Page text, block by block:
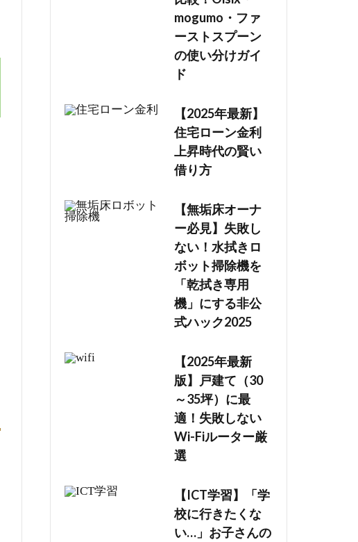
mogumo・ファ
ーストスプーン
の使い分けガイ
ド
【2025年最新】
住宅ローン金利
上昇時代の賢い
借り方
【無垢床オーナ
ー必見】失敗し
ない！水拭きロ
ボット掃除機を
「乾拭き専用
機」にする非公
式ハック2025
【2025年最新
版】戸建て（30
～35坪）に最
適！失敗しない
Wi-Fiルーター厳
選
【ICT学習】「学
校に行きたくな
い…」お子さんの